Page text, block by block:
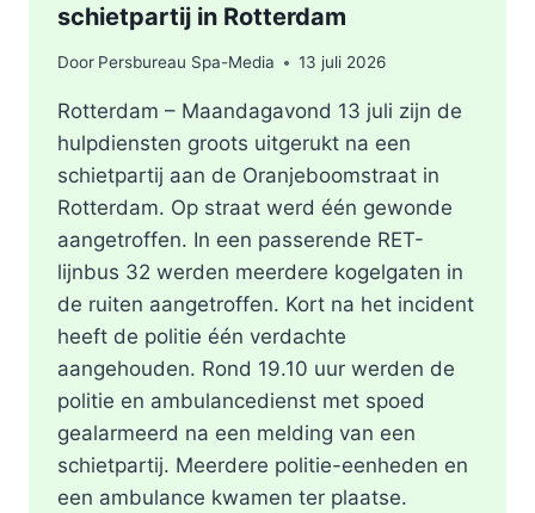
schietpartij in Rotterdam
Door Persbureau Spa-Media 13 juli 2026
Rotterdam – Maandagavond 13 juli zijn de
hulpdiensten groots uitgerukt na een
schietpartij aan de Oranjeboomstraat in
Rotterdam. Op straat werd één gewonde
aangetroffen. In een passerende RET-
lijnbus 32 werden meerdere kogelgaten in
de ruiten aangetroffen. Kort na het incident
heeft de politie één verdachte
aangehouden. Rond 19.10 uur werden de
politie en ambulancedienst met spoed
gealarmeerd na een melding van een
schietpartij. Meerdere politie-eenheden en
een ambulance kwamen ter plaatse.